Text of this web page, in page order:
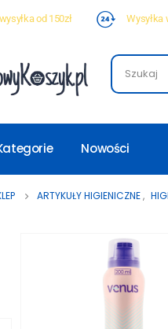
od 150zł Wysyłka
Nowości
ARTYKUŁY HIGIENICZNE,